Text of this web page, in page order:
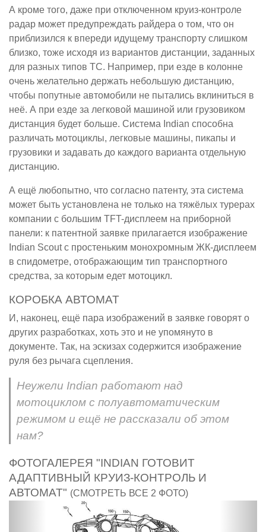
А кроме того, даже при отключенном круиз-контроле
радар может предупреждать райдера о том, что он
приблизился к впереди идущему транспорту слишком
близко, тоже исходя из вариантов дистанции, заданных
для разных типов ТС. Например, при езде в колонне
очень желательно держать небольшую дистанцию,
чтобы попутные автомобили не пытались вклиниться в
неё. А при езде за легковой машиной или грузовиком
дистанция будет больше. Система Indian способна
различать мотоциклы, легковые машины, пикапы и
грузовики и задавать до каждого варианта отдельную
дистанцию.
А ещё любопытно, что согласно патенту, эта система
может быть установлена не только на тяжёлых турерах
компании с большим TFT-дисплеем на приборной
панели: к патентной заявке прилагается изображение
Indian Scout с простеньким монохромным ЖК-дисплеем
в спидометре, отображающим тип транспортного
средства, за которым едет мотоцикл.
КОРОБКА АВТОМАТ
И, наконец, ещё пара изображений в заявке говорят о
других разработках, хоть это и не упомянуто в
документе. Так, на эскизах содержится изображение
руля без рычага сцепления.
Неужели Indian работают над
мотоциклом с полуавтоматическим
режимом и ещё не рассказали об этом
нам?
ФОТОГАЛЕРЕЯ "INDIAN ГОТОВИТ
АДАПТИВНЫЙ КРУИЗ-КОНТРОЛЬ И
АВТОМАТ" (СМОТРЕТЬ ВСЕ 2 ФОТО)